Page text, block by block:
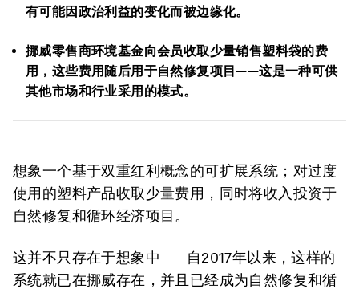
有可能因政治利益的变化而被边缘化。
挪威零售商环境基金向会员收取少量销售塑料袋的费
用，这些费用随后用于自然修复项目——这是一种可供
其他市场和行业采用的模式。
想象一个基于双重红利概念的可扩展系统；对过度
使用的塑料产品收取少量费用，同时将收入投资于
自然修复和循环经济项目。
这并不只存在于想象中——自2017年以来，这样的
系统就已在挪威存在，并且已经成为自然修复和循